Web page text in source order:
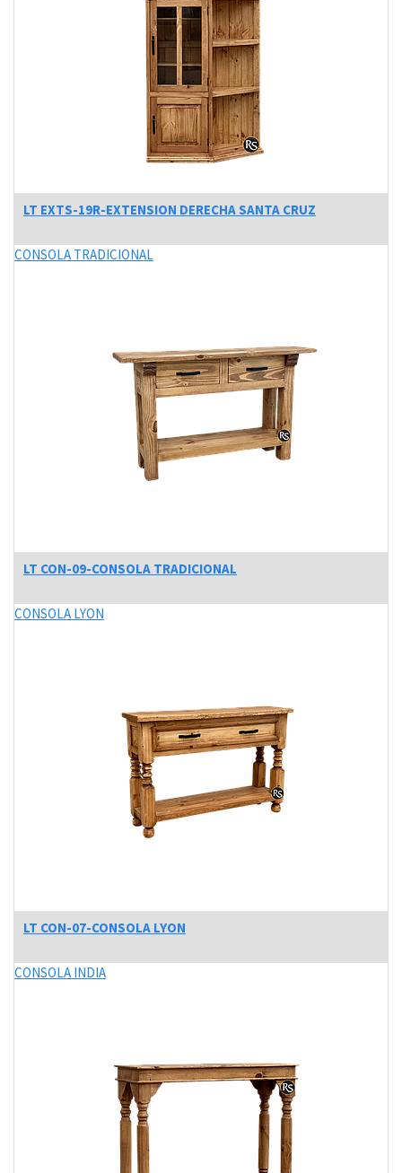
LT EXTS-19R-EXTENSION DERECHA SANTA CRUZ
CONSOLA TRADICIONAL
LT CON-09-CONSOLA TRADICIONAL
CONSOLA LYON
LT CON-07-CONSOLA LYON
CONSOLA INDIA